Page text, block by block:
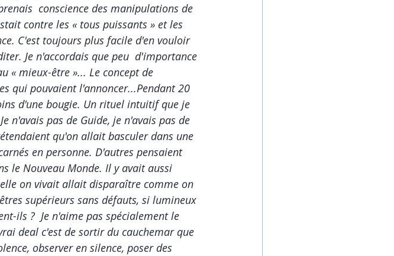
énergétiques
conscience des manipulations de
contre les « tous puissants » et les
C'est toujours plus facile d'en vouloir
Je n'accordais que peu  d'importance
« mieux-être »... Le concept de
qui pouvaient l'annoncer...Pendant 20
d'une bougie. Un rituel intuitif que je
n'avais pas de Guide, je n'avais pas de
qu'on allait basculer dans une
en personne. D'autres pensaient
le Nouveau Monde. Il y avait aussi
on vivait allait disparaître comme on
supérieurs sans défauts, si lumineux
ils ?  Je n'aime pas spécialement le
deal c'est de sortir du cauchemar que
observer en silence, poser des